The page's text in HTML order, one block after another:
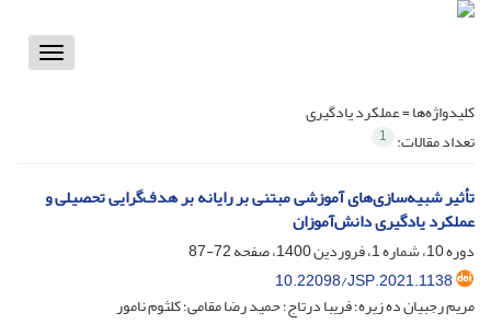
Toggle
کلیدواژه‌ها =عملکرد یادگیری
تعداد مقالات: 1
تأثیر شبیه‌سازی‌های آموزشی مبتنی بر رایانه بر هدف‌گرایی تحصیلی و
عملکرد یادگیری دانش‌آموزان
دوره 10، شماره 1، فروردین 1400، صفحه
72-87
10.22098/JSP.2021.1138
مریم رجبیان ده زیره؛ فریبا درتاج؛ حمید رضا مقامی؛ کلثوم نامور